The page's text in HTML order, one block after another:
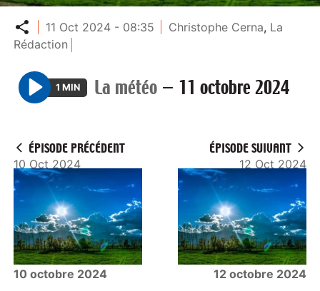
Partager
11 Oct 2024 - 08:35 Christophe Cerna, La
Rédaction
P
y
1 MIN La météo — 11 octobre 2024
ÉPISODE PRÉCÉDENT
10 Oct 2024
10 octobre 2024
ÉPISODE SUIVANT
12 Oct 2024
12 octobre 2024